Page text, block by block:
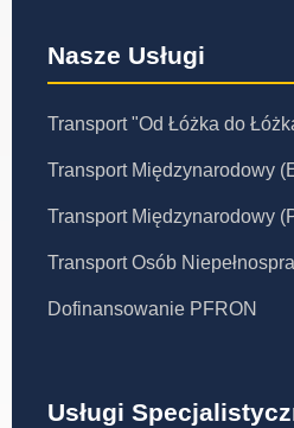
Nasze Usługi
Transport "Od Łóżka do
Transport Międzynarodowy
Transport Międzynarodowy
Transport Osób
Dofinansowanie PFRON
Usługi